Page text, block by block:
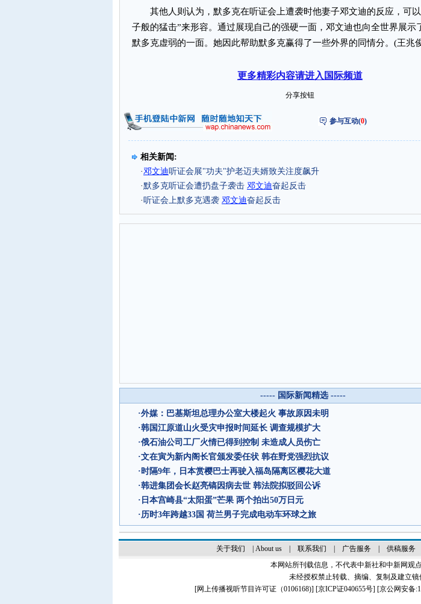
其他人则认为，默多克在听证会上遭袭时他妻子邓文迪的反应，可以
子般的猛击”来形容。通过展现自己的强硬一面，邓文迪也向全世界展示
默多克虚弱的一面。她因此帮助默多克赢得了一些外界的同情分。(王兆
更多精彩内容请进入国际频道
分享按钮
参与互动(0)
相关新闻:
·邓文迪听证会展"功夫"护老迈夫婿致关注度飙升
·默多克听证会遭扔盘子袭击 邓文迪奋起反击
·听证会上默多克遇袭 邓文迪奋起反击
----- 国际新闻精选 -----
·外媒：巴基斯坦总理办公室大楼起火 事故原因未明
·韩国江原道山火受灾申报时间延长 调查规模扩大
·俄石油公司工厂火情已得到控制 未造成人员伤亡
·文在寅为新内阁长官颁发委任状 韩在野党强烈抗议
·时隔9年，日本赏樱巴士再驶入福岛隔离区樱花大道
·韩进集团会长赵亮镐因病去世 韩法院拟驳回公诉
· 日本宫崎县“太阳蛋”芒果 两个拍出50万日元
·历时3年跨越33国 荷兰男子完成电动车环球之旅
关于我们 About us| 联系我们 广告服务| 供稿服务
本网站所刊载信息，不代表中新社和中新网观
未经授权禁止转载、摘编、复制及建立镜
[网上传播视听节目许可证（0106168)] [京ICP证040655号] [京公网安备